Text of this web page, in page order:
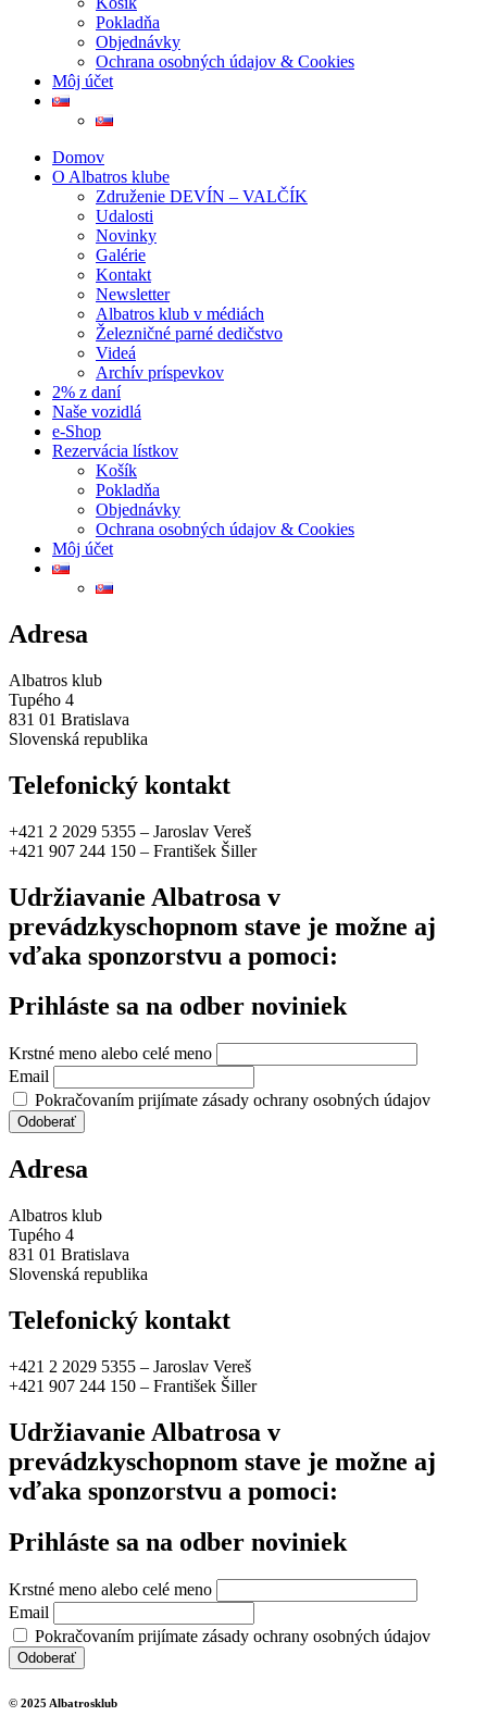
Pokladňa
Objednávky
Ochrana osobných údajov & Cookies
Môj účet
Domov
O Albatros klube
Združenie DEVÍN – VALČÍK
Udalosti
Novinky
Galérie
Kontakt
Newsletter
Albatros klub v médiách
Železničné parné dedičstvo
Videá
Archív príspevkov
2% z daní
Naše vozidlá
e-Shop
Rezervácia lístkov
Košík
Pokladňa
Objednávky
Ochrana osobných údajov & Cookies
Môj účet
Adresa
Albatros klub
Tupého 4
831 01 Bratislava
Slovenská republika
Telefonický kontakt
+421 2 2029 5355 – Jaroslav Vereš
+421 907 244 150 – František Šiller
Udržiavanie Albatrosa v
prevádzkyschopnom stave je možne aj
vďaka sponzorstvu a pomoci:
Prihláste sa na odber noviniek
Krstné meno alebo celé meno
Email
Pokračovaním prijímate zásady ochrany osobných údajov
Adresa
Albatros klub
Tupého 4
831 01 Bratislava
Slovenská republika
Telefonický kontakt
+421 2 2029 5355 – Jaroslav Vereš
+421 907 244 150 – František Šiller
Udržiavanie Albatrosa v
prevádzkyschopnom stave je možne aj
vďaka sponzorstvu a pomoci:
Prihláste sa na odber noviniek
Krstné meno alebo celé meno
Email
Pokračovaním prijímate zásady ochrany osobných údajov
© 2025 Albatrosklub